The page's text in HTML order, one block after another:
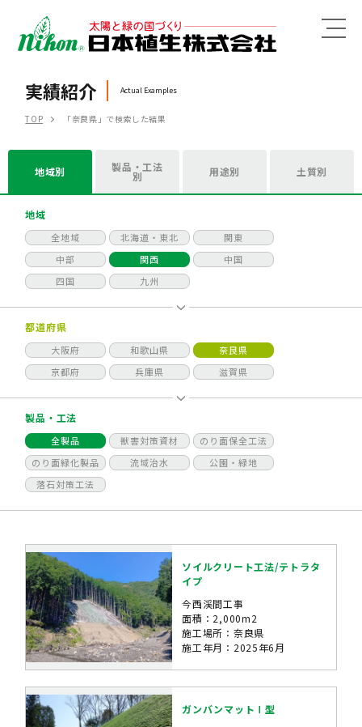
MENU
実績紹介 Actual Examples
TOP 「奈良県」で検索した結果
地域別 製品・工法
別 用途別 土質別
地域
全地域 北海道・東北
関東
中部
関西
中国
四国
九州
都道府県
大阪府 和歌山県
奈良県
京都府
兵庫県 滋賀県
製品・工法
全製品 獣害対策資材
のり面保全工法
のり面緑化製品
流域治水
公園・緑地
落石対策工法
ソイルクリート工法/テトラタ
イプ
今西渓間工事
面積：2,000m2
施工場所：奈良県
施工年月：2025年6月
ガンバンマットⅠ型